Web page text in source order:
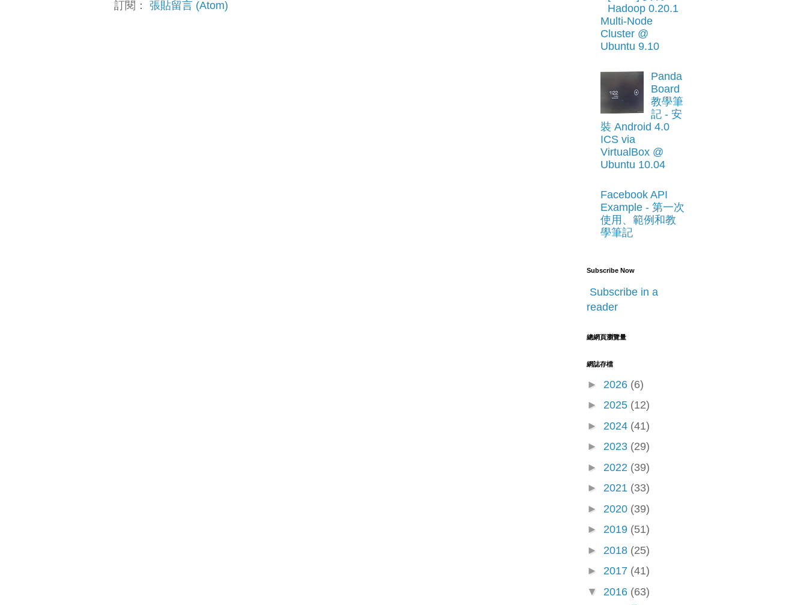
訂閱： 張貼留言 (Atom)
Hadoop 0.20.1
Multi-Node
Cluster @
Ubuntu 9.10
Panda
Board
教學筆
記 - 安
裝 Android 4.0
ICS via
VirtualBox @
Ubuntu 10.04
Facebook API
Example - 第一次
使用、範例和教
學筆記
Subscribe Now
Subscribe in a
reader
總網頁瀏覽量
網誌存檔
► 2026 (6)
► 2025 (12)
► 2024 (41)
► 2023 (29)
► 2022 (39)
► 2021 (33)
► 2020 (39)
► 2019 (51)
► 2018 (25)
► 2017 (41)
▼ 2016 (63)